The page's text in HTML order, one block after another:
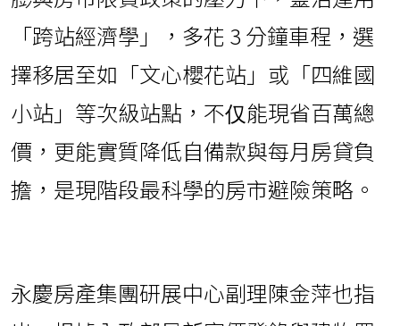
「跨站經濟學」，多花 3 分鐘車程，選
擇移居至如「文心櫻花站」或「四維國
小站」等次級站點，不仅能現省百萬總
價，更能實質降低自備款與每月房貸負
擔，是現階段最科學的房市避險策略。
永慶房產集團研展中心副理陳金萍也指